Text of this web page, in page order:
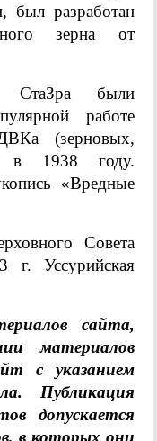
был разработан
зерна от
СтаЗра были
работе
(зерновых,
в 1938 году.
«Вредные
Совета
Уссурийская
сайта,
материалов
с указанием
Публикация
допускается
в которых они